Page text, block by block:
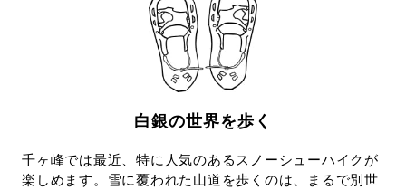
白銀の世界を歩く
千ヶ峰では最近、特に人気のあるスノーシューハイクが
楽しめます。雪に覆われた山道を歩くのは、まるで別世